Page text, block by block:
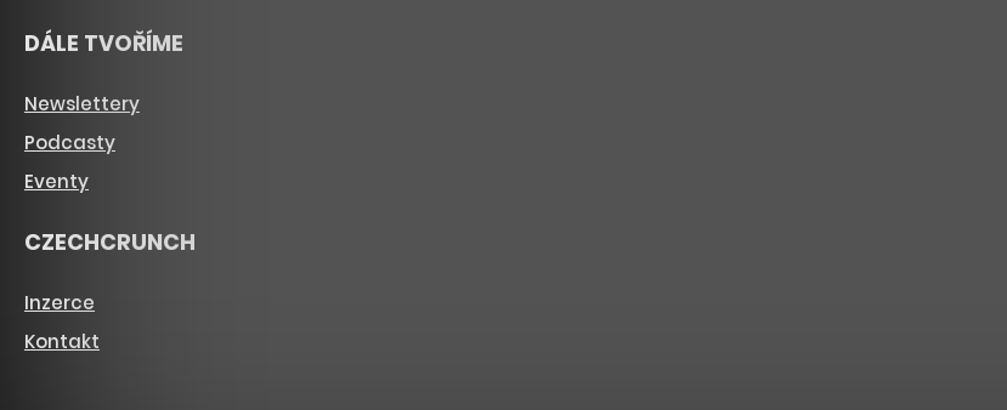
DÁLE TVOŘÍME
Newslettery
Podcasty
Eventy
CZECHCRUNCH
Inzerce
Kontakt